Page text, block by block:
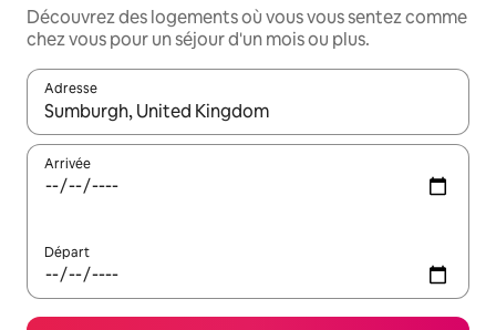
Découvrez des logements où vous vous sentez comme
chez vous pour un séjour d'un mois ou plus.
Adresse
Lorsque les résultats s'affichent, utilisez les flèches vers le
Arrivée
Départ